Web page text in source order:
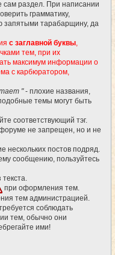
сам раздел. При написании
грамматику,
запятыми тарабарщину, да
с заглавной буквы,
тем, при их
максимум информации о
с карбюратором,
"- плохие названия,
темы могут быть
соответствующий тэг.
не запрещен, но и не
нескольких постов подряд.
сообщению, пользуйтесь
при оформления тем.
тем администрацией.
соблюдать
тем, обычно они
ими!